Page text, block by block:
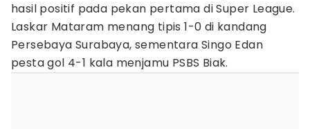
hasil positif pada pekan pertama di Super League.
Laskar Mataram menang tipis 1-0 di kandang
Persebaya Surabaya, sementara Singo Edan
pesta gol 4-1 kala menjamu PSBS Biak.